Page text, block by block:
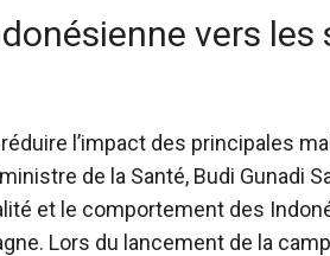
vers les
l’impact des principales
de la Santé, Budi Gunadi
et le comportement des
Lors du lancement de la